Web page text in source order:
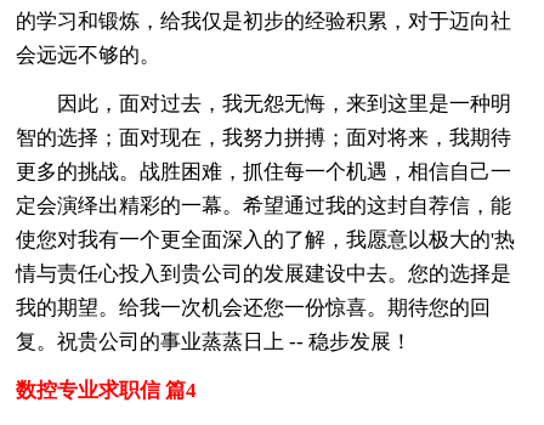
的学习和锻炼，给我仅是初步的经验积累，对于迈向社
会远远不够的。
因此，面对过去，我无怨无悔，来到这里是一种明
智的选择；面对现在，我努力拼搏；面对将来，我期待
更多的挑战。战胜困难，抓住每一个机遇，相信自己一
定会演绎出精彩的一幕。希望通过我的这封自荐信，能
使您对我有一个更全面深入的了解，我愿意以极大的'热
情与责任心投入到贵公司的发展建设中去。您的选择是
我的期望。给我一次机会还您一份惊喜。期待您的回
复。祝贵公司的事业蒸蒸日上 -- 稳步发展！
数控专业求职信 篇4